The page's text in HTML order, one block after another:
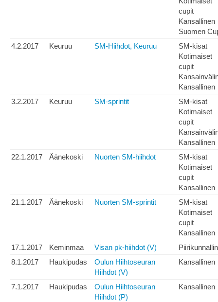
cupit
Kansallinen
Suomen
4.2.2017
Keuruu SM-Hiihdot, Keuruu
SM-kisat
Kotimaiset
cupit
Kansallinen
3.2.2017
Keuruu SM-sprintit
SM-kisat
Kotimaiset
cupit
Kansallinen
22.1.2017
Äänekoski Nuorten SM-hiihdot
SM-kisat
Kotimaiset
cupit
Kansallinen
21.1.2017
Äänekoski Nuorten SM-sprintit
SM-kisat
Kotimaiset
cupit
Kansallinen
17.1.2017
Keminmaa Visan pk-hiihdot (V)
8.1.2017
Haukipudas
Oulun Hiihtoseuran
Hiihdot (V)
Kansallinen
7.1.2017 Haukipudas
Oulun Hiihtoseuran
Hiihdot (P)
Kansallinen